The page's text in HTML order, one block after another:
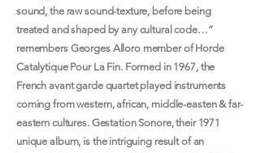
sound, the raw sound-texture, before being
treated and shaped by any cultural code…”
remembers Georges Alloro member of Horde
Catalytique Pour La Fin. Formed in 1967, the
French avant garde quartet played instruments
coming from western, african, middle-easten & far-
eastern cultures. Gestation Sonore, their 1971
unique album, is the intriguing result of an